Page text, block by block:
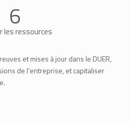
6
les ressources
et mises à jour dans le DUER,
de l’entreprise, et capitaliser